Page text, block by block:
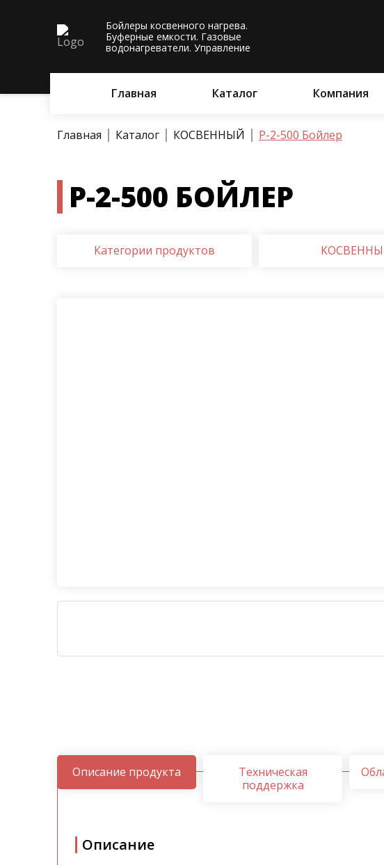
Бойлеры косвенного нагрева.
Буферные емкости. Газовые
водонагреватели. Управление
Главная Каталог Компания
Главная Каталог КОСВЕННЫЙ P-2-500 Бойлер
P-2-500 БОЙЛЕР
Категории продуктов
Описание продукта
Техническая
поддержка
Описание